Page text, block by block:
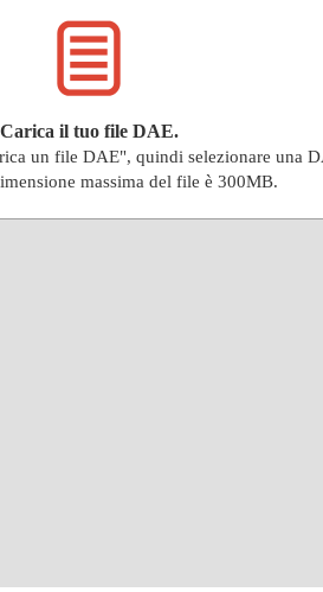
Carica il tuo file DAE.
un file DAE", quindi selezionare una
massima del file è 300MB.